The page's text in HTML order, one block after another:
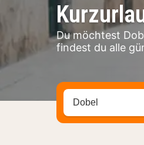
Du möchtest
findest du alle
Stadt, Region